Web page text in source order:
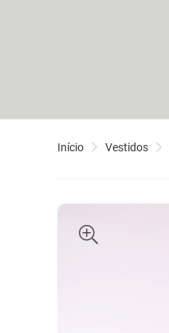
Início Vestidos